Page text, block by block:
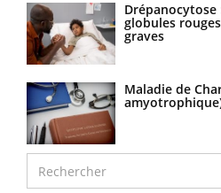
globules
graves
Maladie de